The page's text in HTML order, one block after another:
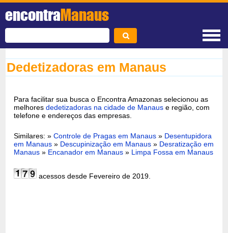
encontraManaus
Dedetizadoras em Manaus
Para facilitar sua busca o Encontra Amazonas selecionou as
melhoresdedetizadoras na cidade de Manaus e região, com
telefone e endereços das empresas.
Similares: »Controle de Pragas em Manaus » Desentupidora
em Manaus » Descupinização em Manaus » Desratização em
Manaus » Encanador em Manaus » Limpa Fossa em Manaus
acessos desde Fevereiro de 2019.